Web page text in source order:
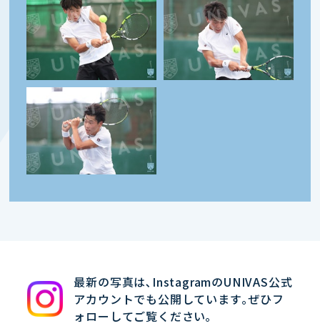
最新の写真は､InstagramのUNIVAS公式
アカウントでも公開しています｡ぜひフ
ォローしてご覧ください｡